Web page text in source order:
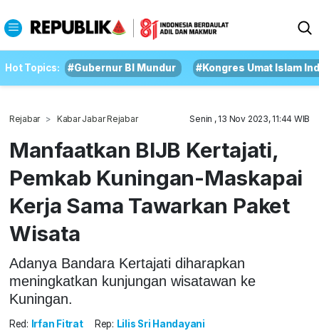
Hot Topics: #Gubernur BI Mundur #Kongres Umat Islam
Rejabar Kabar Jabar Rejabar Senin , 13 Nov 2023, 11:44 WIB
Manfaatkan BIJB Kertajati,
Pemkab Kuningan-Maskapai
Kerja Sama Tawarkan Paket
Wisata
Adanya Bandara Kertajati diharapkan
meningkatkan kunjungan wisatawan ke
Kuningan.
Red: Irfan Fitrat Rep: Lilis Sri Handayani